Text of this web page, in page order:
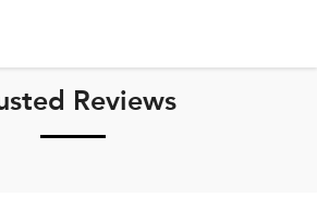
Reviews